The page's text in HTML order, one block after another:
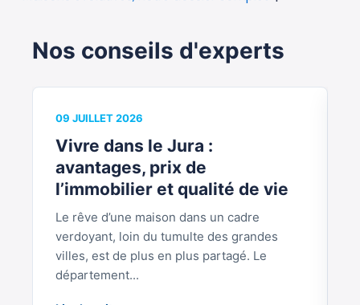
Nos conseils d'experts
09 JUILLET 2026
Vivre dans le Jura :
avantages, prix de
l’immobilier et qualité de vie
Le rêve d’une maison dans un cadre
verdoyant, loin du tumulte des grandes
villes, est de plus en plus partagé. Le
département...